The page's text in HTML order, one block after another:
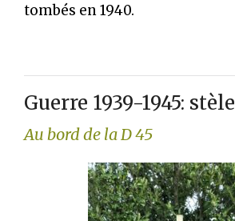
tombés en 1940.
Guerre 1939-1945: stèle
Au bord de la D 45